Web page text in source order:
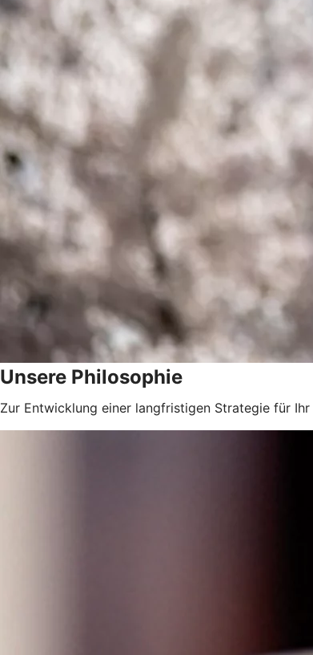
Unsere Philosophie
Zur Entwicklung einer langfristigen Strategie für